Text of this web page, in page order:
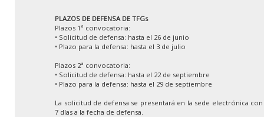
PLAZOS DE DEFENSA DE TFGs
Plazos 1ª convocatoria:
• Solicitud de defensa: hasta el 26 de junio
• Plazo para la defensa: hasta el 3 de julio
Plazos 2ª convocatoria:
• Solicitud de defensa: hasta el 22 de septiembre
• Plazo para la defensa: hasta el 29 de septiembre
La solicitud de defensa se presentará en la sede electrónica
7 días a la fecha de defensa.